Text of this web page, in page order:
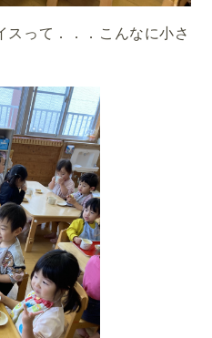
スって．．．こんなに小さ